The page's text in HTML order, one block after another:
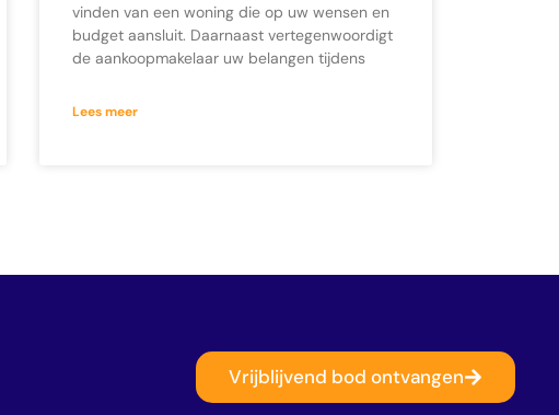
vinden van een woning die op uw wensen en
budget aansluit. Daarnaast vertegenwoordigt
de aankoopmakelaar uw belangen tijdens
Lees meer
Vrijblijvend bod ontvangen